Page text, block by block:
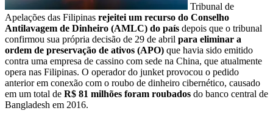
Tribunal de
Apelações das Filipinas rejeitei um recurso do Conselho
Antilavagem de Dinheiro (AMLC) do país depois que o tribunal
confirmou sua própria decisão de 29 de abril para eliminar a
ordem de preservação de ativos (APO) que havia sido emitido
contra uma empresa de cassino com sede na China, que atualmente
opera nas Filipinas. O operador do junket provocou o pedido
anterior em conexão com o roubo de dinheiro cibernético, causado
em um total de R$ 81 milhões foram roubados do banco central de
Bangladesh em 2016.